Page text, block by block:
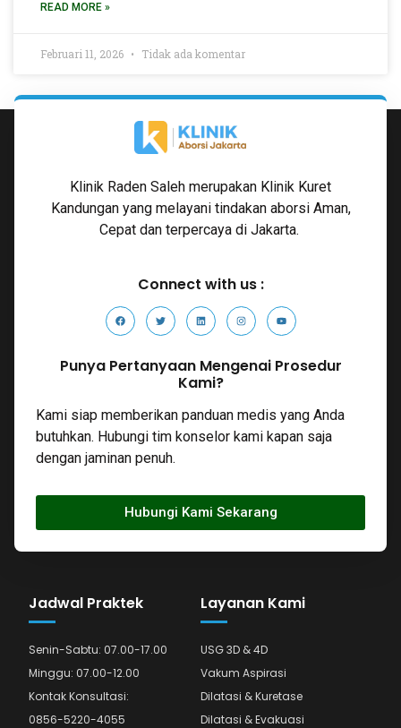
READ MORE »
Februari 11, 2026 Tidak ada komentar
Klinik Raden Saleh merupakan Klinik Kuret
Kandungan yang melayani tindakan aborsi Aman,
Cepat dan terpercaya di Jakarta.
Connect with us :
Punya Pertanyaan Mengenai Prosedur
Kami?
Kami siap memberikan panduan medis yang Anda
butuhkan. Hubungi tim konselor kami kapan saja
dengan jaminan penuh.
Hubungi Kami Sekarang
Jadwal Praktek
Senin-Sabtu: 07.00-17.00
Minggu: 07.00-12.00
Kontak Konsultasi:
0856-5220-4055
Layanan Kami
USG 3D & 4D
Vakum Aspirasi
Dilatasi & Kuretase
Dilatasi & Evakuasi